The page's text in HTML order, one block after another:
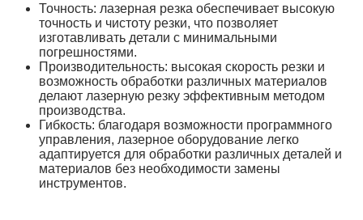
Точность: лазерная резка обеспечивает высокую
точность и чистоту резки, что позволяет
изготавливать детали с минимальными
погрешностями.
Производительность: высокая скорость резки и
возможность обработки различных материалов
делают лазерную резку эффективным методом
производства.
Гибкость: благодаря возможности программного
управления, лазерное оборудование легко
адаптируется для обработки различных деталей и
материалов без необходимости замены
инструментов.